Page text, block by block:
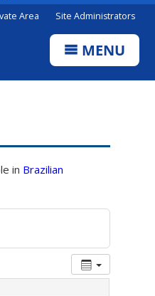
Area Site Administrators
MENU
in Brazilian